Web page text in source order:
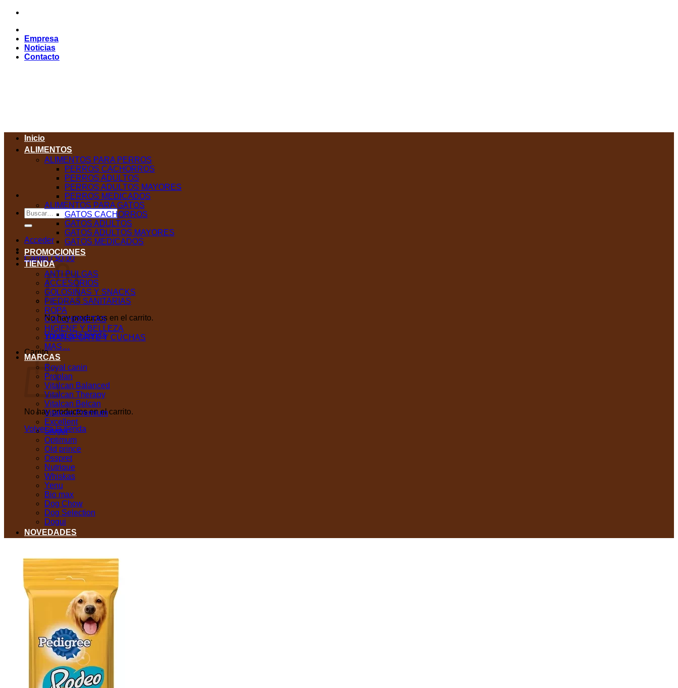
Saltar
contenido
Empresa
Noticias
Contacto
Buscar
por:
Acceder
Carrito /$0,00
No hay productos en el carrito.
Volver a la tienda
Carrito
No hay productos en el carrito.
Volver a la tienda
Inicio
ALIMENTOS
ALIMENTOS PARA PERROS
PERROS CACHORROS
PERROS ADULTOS
PERROS ADULTOS MAYORES
PERROS MEDICADOS
ALIMENTOS PARA GATOS
GATOS CACHORROS
GATOS ADULTOS
GATOS ADULTOS MAYORES
GATOS MEDICADOS
PROMOCIONES
TIENDA
ANTI PULGAS
ACCESORIOS
GOLOSINAS Y SNACKS
PIEDRAS SANITARIAS
ROPA
COLCHONETAS
HIGIENE Y BELLEZA
TRANSPORTE Y CUCHAS
MAS…
MARCAS
Royal canin
Proplan
Vitalcan Balanced
Vitalcan Therapy
Vitalcan Belcan
Vitalcan Premium
Excellent
Sieger
Optimum
Old prince
Osspret
Nutrique
Whiskas
Yenu
Bio max
Dog Chow
Dog Selection
Dogui
NOVEDADES